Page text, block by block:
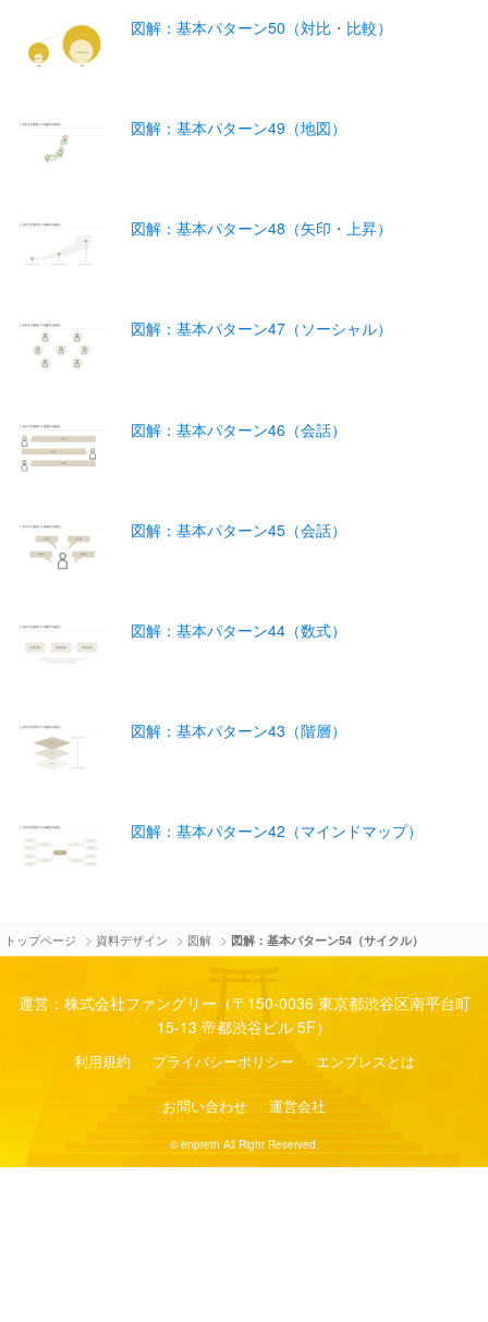
図解：基本パターン50（対比・比較）
図解：基本パターン49（地図）
図解：基本パターン48（矢印・上昇）
図解：基本パターン47（ソーシャル）
図解：基本パターン46（会話）
図解：基本パターン45（会話）
図解：基本パターン44（数式）
図解：基本パターン43（階層）
図解：基本パターン42（マインドマップ）
トップページ > 資料デザイン > 図解 > 図解：基本パターン54（サイクル）
運営：株式会社ファングリー（〒150-0036 東京都渋谷区南平台町
15-13 帝都渋谷ビル 5F）
利用規約 プライバシーポリシー エンプレスとは
お問い合わせ 運営会社
© enpreth All Right Reserved.